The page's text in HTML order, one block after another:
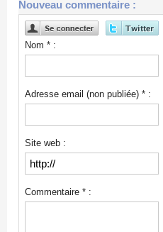
Nouveau commentaire :
Nom * :
Adresse email (non publiée) * :
Site web :
Commentaire * :